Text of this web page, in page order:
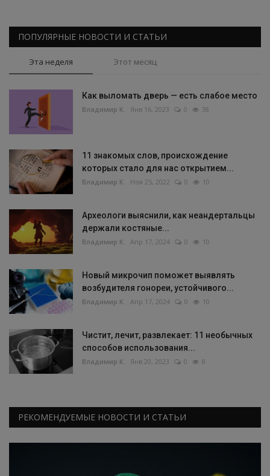
ПОПУЛЯРНЫЕ НОВОСТИ И СТАТЬИ
Эта неделя Этот месяц
Как выломать дверь — есть слабое место
Владимир К. Янв 16, 2023 0 38
11 знакомых слов, происхождение
которых стало для нас открытием...
Владимир К. Ноя 25, 2022 0 10
Археологи выяснили, как неандертальцы
держали костяные...
Владимир К. Апр 17, 2024 0 10
Новый микрочип поможет выявлять
возбудителя гонореи, устойчивого...
Владимир К. Апр 17, 2024 0 10
Чистит, лечит, развлекает: 11 необычных
способов использования...
Владимир К. Янв 20, 2023 0 8
РЕКОМЕНДУЕМЫЕ НОВОСТИ И СТАТЬИ